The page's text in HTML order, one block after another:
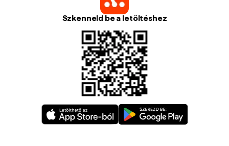
Szkenneld be a letöltéshez